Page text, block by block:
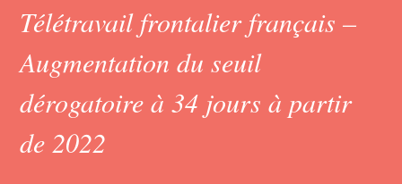
Télétravail frontalier français –
Augmentation du seuil
dérogatoire à 34 jours à partir
de 2022